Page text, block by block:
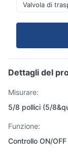
Valvola di
Dettagli del
Misurare:
5/8 pollici (5/
Funzione:
Controllo ON/